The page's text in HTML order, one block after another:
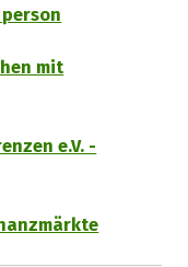
mit
e.V. -